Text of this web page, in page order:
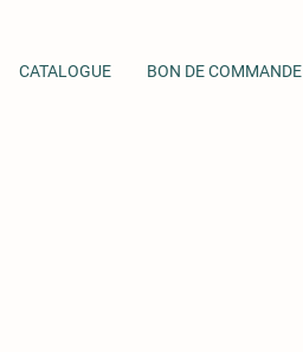
CATALOGUE BON DE COMMANDE